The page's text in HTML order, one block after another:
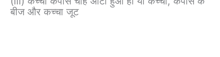
बीज और कच्चा जूट